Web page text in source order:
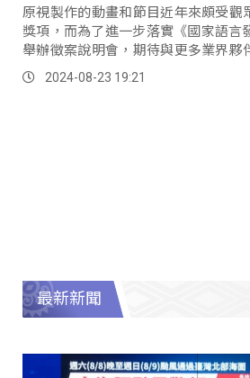
原視製作的動畫和節目近年來頗受觀
獎項，而為了進一步落實《國家語言
舉辦徵案說明會，期待與更多業界夥
權。2024-08-23 19:21
最新新聞